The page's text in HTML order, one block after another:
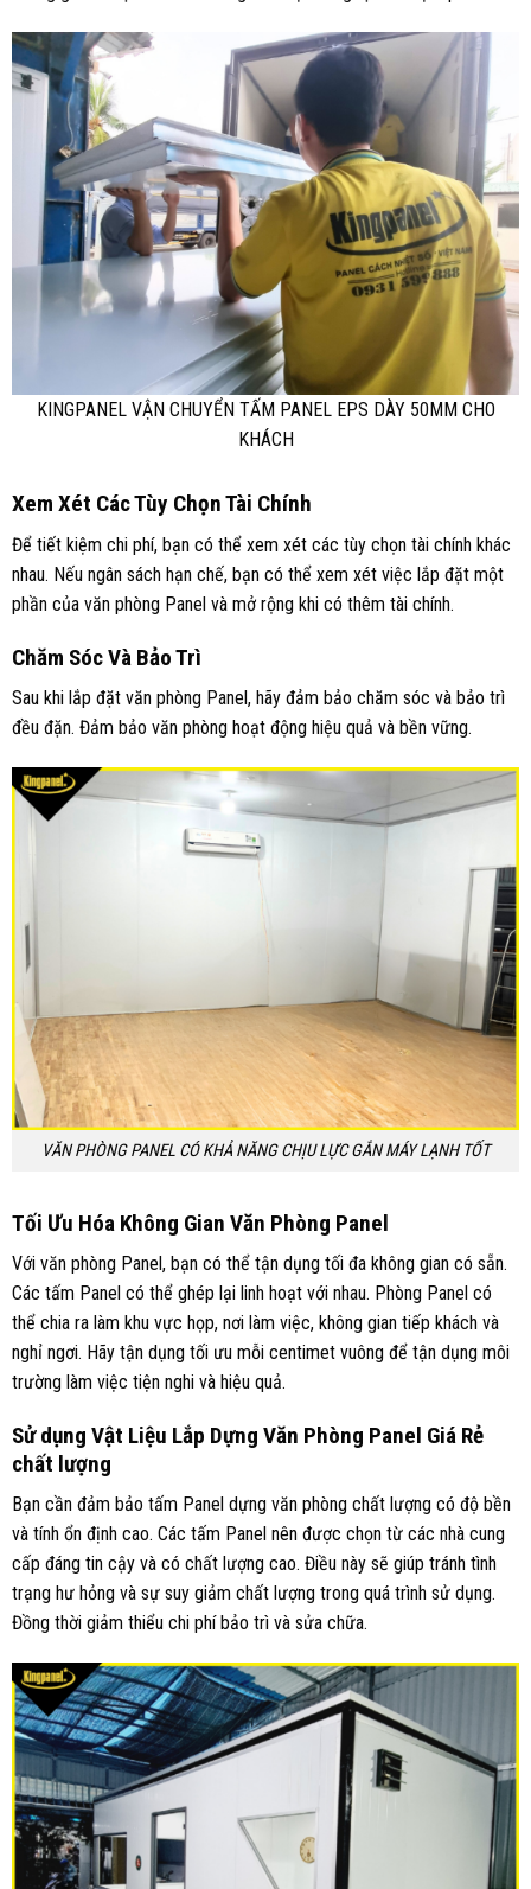
KINGPANEL VẬN CHUYỂN TẤM PANEL EPS DÀY 50MM CHO
KHÁCH
Xem Xét Các Tùy Chọn Tài Chính
Để tiết kiệm chi phí, bạn có thể xem xét các tùy chọn tài chính khác
nhau. Nếu ngân sách hạn chế, bạn có thể xem xét việc lắp đặt một
phần của văn phòng Panel và mở rộng khi có thêm tài chính.
Chăm Sóc Và Bảo Trì
Sau khi lắp đặt văn phòng Panel, hãy đảm bảo chăm sóc và bảo trì
đều đặn. Đảm bảo văn phòng hoạt động hiệu quả và bền vững.
VĂN PHÒNG PANEL CÓ KHẢ NĂNG CHỊU LỰC GẮN MÁY LẠNH TỐT
Tối Ưu Hóa Không Gian Văn Phòng Panel
Với văn phòng Panel, bạn có thể tận dụng tối đa không gian có sẵn.
Các tấm Panel có thể ghép lại linh hoạt với nhau. Phòng Panel có
thể chia ra làm khu vực họp, nơi làm việc, không gian tiếp khách và
nghỉ ngơi. Hãy tận dụng tối ưu mỗi centimet vuông để tận dụng môi
trường làm việc tiện nghi và hiệu quả.
Sử dụng Vật Liệu Lắp Dựng Văn Phòng Panel Giá Rẻ
chất lượng
Bạn cần đảm bảo tấm Panel dựng văn phòng chất lượng có độ bền
và tính ổn định cao. Các tấm Panel nên được chọn từ các nhà cung
cấp đáng tin cậy và có chất lượng cao. Điều này sẽ giúp tránh tình
trạng hư hỏng và sự suy giảm chất lượng trong quá trình sử dụng.
Đồng thời giảm thiểu chi phí bảo trì và sửa chữa.